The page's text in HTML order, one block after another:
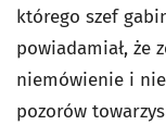
którego szef
powiadamiał, że
niemówienie i
pozorów